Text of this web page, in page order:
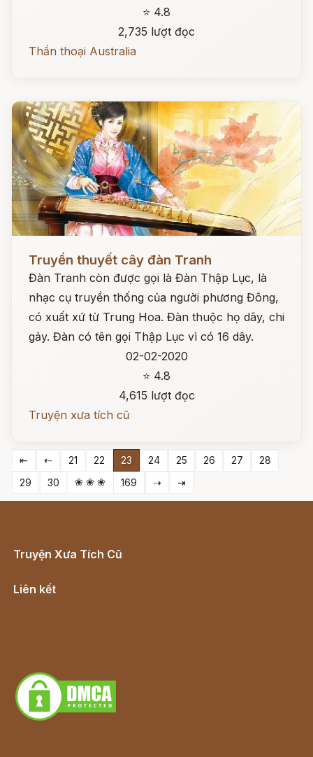
⭐ 4.8
2,735 lượt đọc
Thần thoại Australia
Đọc ngay
Truyền thuyết cây đàn Tranh
Đàn Tranh còn được gọi là Đàn Thập Lục, là
nhạc cụ truyền thống của người phương Đông,
có xuất xứ từ Trung Hoa. Đàn thuộc họ dây, chi
gảy. Đàn có tên gọi Thập Lục vì có 16 dây.
02-02-2020
⭐ 4.8
4,615 lượt đọc
Truyện xưa tích cũ
⇤ ⇠ 21 22 23 24 25 26 27
28
29
30 ❀ ❀ ❀ 169 ⇢ ⇥
Truyện Xưa Tích Cũ
Liên kết